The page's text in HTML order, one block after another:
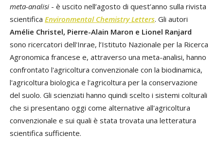
meta-analisi - è uscito nell’agosto di quest’anno sulla rivista
scientifica Environmental Chemistry Letters. Gli autori
Amélie Christel, Pierre-Alain Maron e Lionel Ranjard
sono ricercatori dell'Inrae, l’Istituto Nazionale per la Ricerca
Agronomica francese e, attraverso una meta-analisi, hanno
confrontato l'agricoltura convenzionale con la biodinamica,
l'agricoltura biologica e l'agricoltura per la conservazione
del suolo. Gli scienziati hanno quindi scelto i sistemi colturali
che si presentano oggi come alternative all'agricoltura
convenzionale e sui quali è stata trovata una letteratura
scientifica sufficiente.